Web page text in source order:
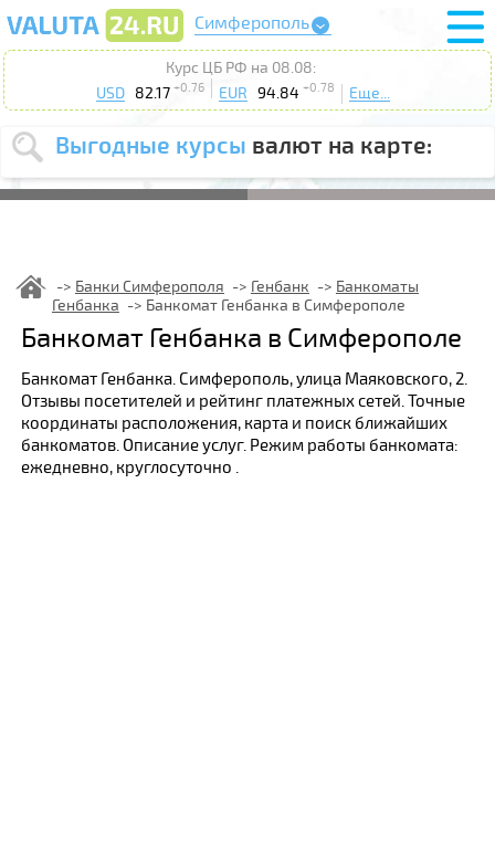
Симферополь
Курс ЦБ РФ на 08.08:
USD
82.17 +0.76 EUR 94.84 +0.78 Еще...
Выгодные курсы валют на карте:
Выберите
USD EUR
курс от
Выберите
действие: Продать
Поиск
Банки Симферополя Генбанк
Банкоматы
Генбанка
Банкомат Генбанка в Симферополе
Банкомат Генбанка в Симферополе
Банкомат Генбанка. Симферополь, улица Маяковского, 2.
Отзывы посетителей и рейтинг платежных сетей. Точные
координаты расположения, карта и поиск ближайших
банкоматов. Описание услуг. Режим работы банкомата:
ежедневно, круглосуточно .